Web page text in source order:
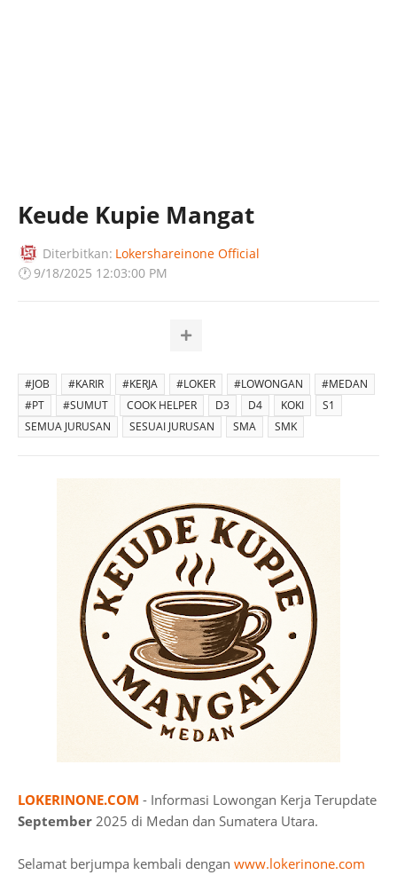
Keude Kupie Mangat
Diterbitkan: Lokershareinone Official
🕐 9/18/2025 12:03:00 PM
#JOB #KARIR #KERJA #LOKER #LOWONGAN
#MEDAN
#PT
#SUMUT COOK HELPER D3 D4 KOKI
S1
SEMUA JURUSAN
SESUAI JURUSAN SMA SMK
LOKERINONE.COM - Informasi Lowongan Kerja Terupdate
September 2025 di Medan dan Sumatera Utara.
Selamat berjumpa kembali dengan www.lokerinone.com